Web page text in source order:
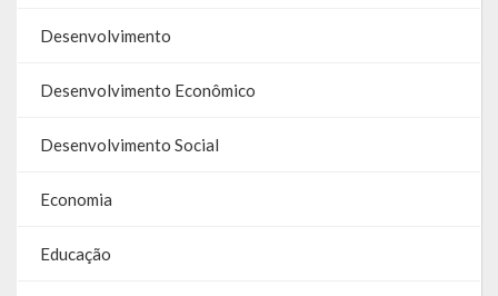
Desenvolvimento
Desenvolvimento Econômico
Desenvolvimento Social
Economia
Educação